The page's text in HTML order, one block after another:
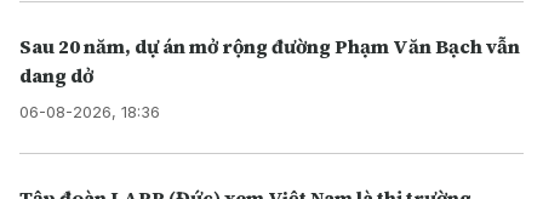
Sau 20 năm, dự án mở rộng đường Phạm Văn Bạch vẫn
dang dở
06-08-2026, 18:36